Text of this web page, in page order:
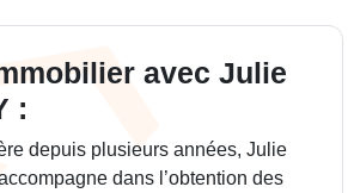
avec Julie
:
depuis plusieurs années, Julie
dans l’obtention des